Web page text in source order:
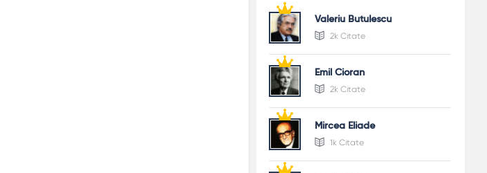
Valeriu Butulescu
2k Citate
Emil Cioran
2k Citate
Mircea Eliade
1k Citate